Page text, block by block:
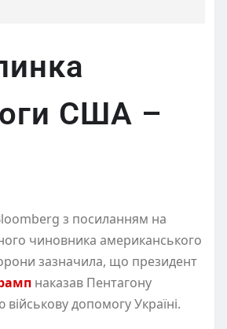
США –
з посиланням на
чиновника американського
зазначила, що президент
наказав Пентагону
допомогу Україні.